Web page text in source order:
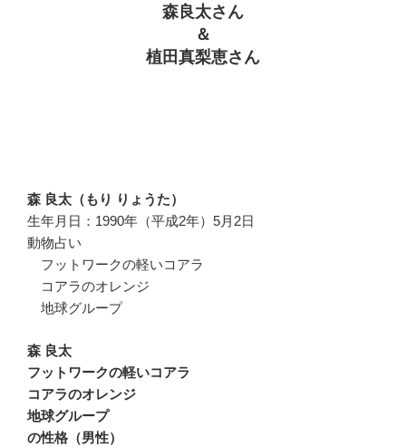
森良太さん
＆
植田真梨恵さん
森 良太（もり りょうた）
生年月日：1990年（平成2年）5月2日
動物占い
フットワークの軽いコアラ
コアラのオレンジ
地球グループ
森 良太
フットワークの軽いコアラ
コアラのオレンジ
地球グループ
の性格（男性）